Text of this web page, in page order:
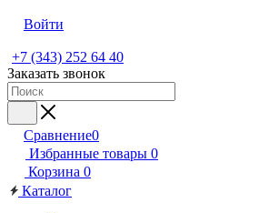
Войти
+7 (343) 252 64 40
Заказать звонок
Сравнение0
Избранные товары 0
Корзина 0
Каталог